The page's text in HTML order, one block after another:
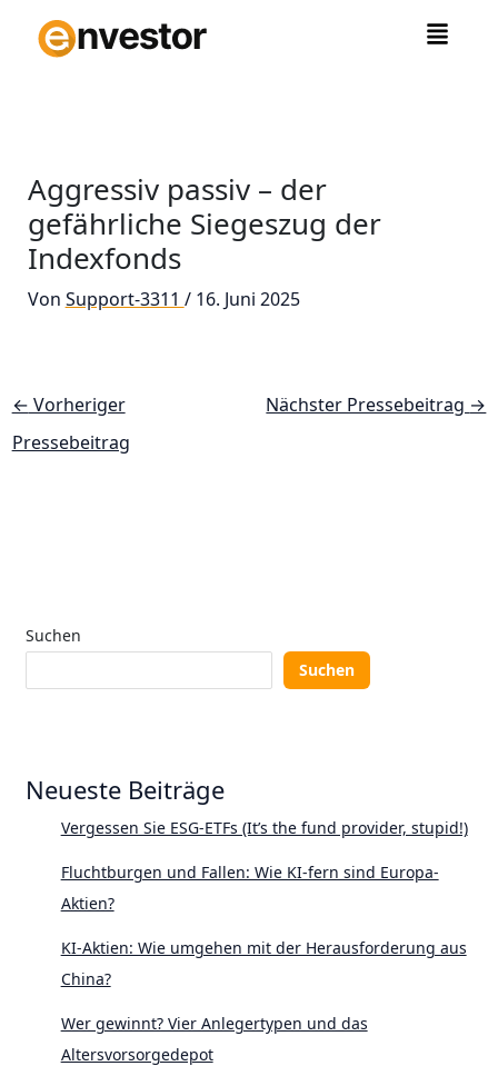
Inhalt
springen
Aggressiv passiv – der
gefährliche Siegeszug der
Indexfonds
Von Support-3311 / 16. Juni 2025
← Vorheriger
Pressebeitrag
Nächster Pressebeitrag →
Suchen
Suchen
Neueste Beiträge
Vergessen Sie ESG-ETFs (It’s the fund provider, stupid!)
Fluchtburgen und Fallen: Wie KI-fern sind Europa-
Aktien?
KI-Aktien: Wie umgehen mit der Herausforderung aus
China?
Wer gewinnt? Vier Anlegertypen und das
Altersvorsorgedepot